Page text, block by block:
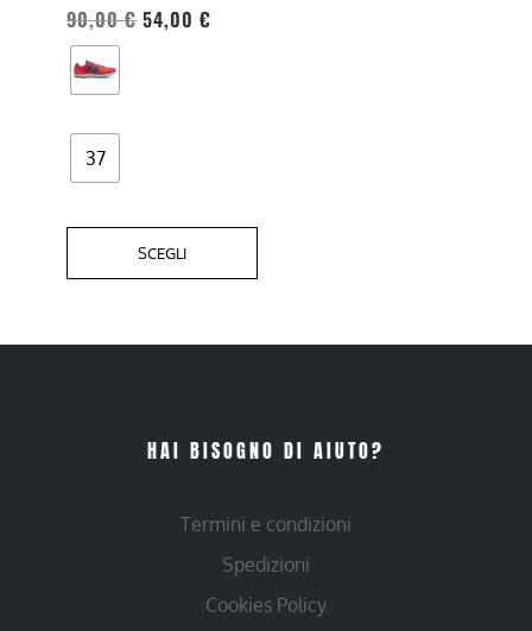
90,00€ 54,00 €
37
SCEGLI
essere
scelte
nella
del
prodotto
HAI BISOGNO DI AIUTO?
Termini e condizioni
Spedizioni
Cookies Policy